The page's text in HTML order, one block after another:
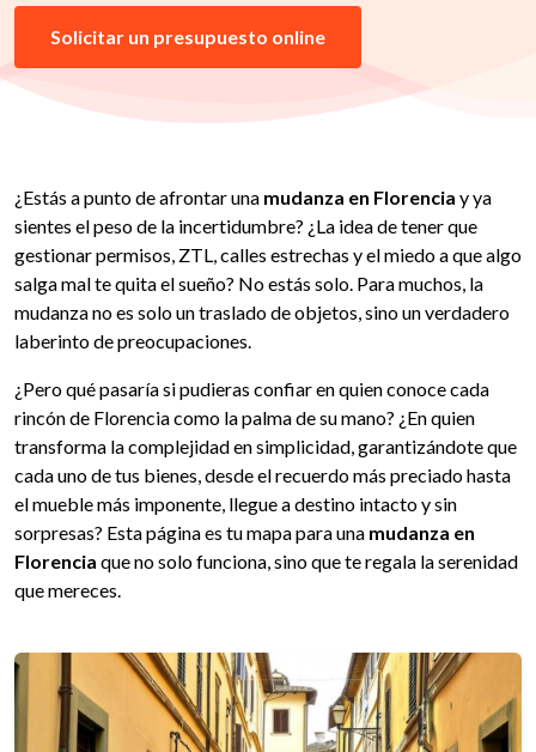
Solicitar un presupuesto online
¿Estás a punto de afrontar una mudanza en Florencia y ya
sientes el peso de la incertidumbre? ¿La idea de tener que
gestionar permisos, ZTL, calles estrechas y el miedo a que algo
salga mal te quita el sueño? No estás solo. Para muchos, la
mudanza no es solo un traslado de objetos, sino un verdadero
laberinto de preocupaciones.
¿Pero qué pasaría si pudieras confiar en quien conoce cada
rincón de Florencia como la palma de su mano? ¿En quien
transforma la complejidad en simplicidad, garantizándote que
cada uno de tus bienes, desde el recuerdo más preciado hasta
el mueble más imponente, llegue a destino intacto y sin
sorpresas? Esta página es tu mapa para una mudanza en
Florencia que no solo funciona, sino que te regala la serenidad
que mereces.